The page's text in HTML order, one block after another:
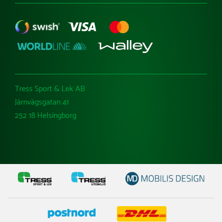
Tress Sport & Lek AB
Järnvägsgatan 41
252 18 Helsingborg